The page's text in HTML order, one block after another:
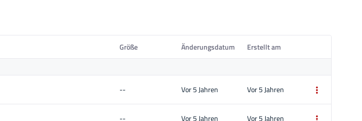
Größe Änderungsdatum Erstellt am
-- Vor 5 Jahren Vor 5 Jahren
-- Vor 5 Jahren Vor 5 Jahren